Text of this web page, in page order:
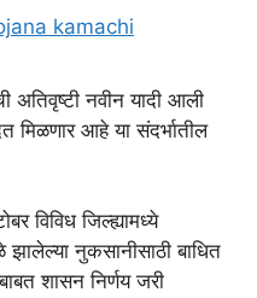
kamachi
अतिवृष्टी नवीन यादी आली
मिळणार आहे या संदर्भातील
विविध जिल्ह्यामध्ये
नुकसानीसाठी बाधित
शासन निर्णय जरी